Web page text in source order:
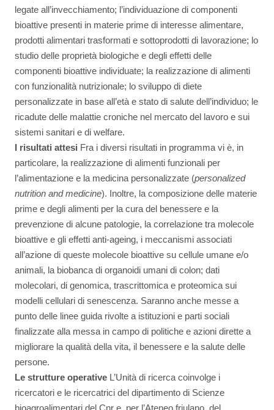
legate all’invecchiamento; l’individuazione di componenti
bioattive presenti in materie prime di interesse alimentare,
prodotti alimentari trasformati e sottoprodotti di lavorazione; lo
studio delle proprietà biologiche e degli effetti delle
componenti bioattive individuate; la realizzazione di alimenti
con funzionalità nutrizionale; lo sviluppo di diete
personalizzate in base all’età e stato di salute dell’individuo; le
ricadute delle malattie croniche nel mercato del lavoro e sui
sistemi sanitari e di welfare.
I risultati attesi Fra i diversi risultati in programma vi è, in
particolare, la realizzazione di alimenti funzionali per
l’alimentazione e la medicina personalizzate (personalized
nutrition and medicine). Inoltre, la composizione delle materie
prime e degli alimenti per la cura del benessere e la
prevenzione di alcune patologie, la correlazione tra molecole
bioattive e gli effetti anti-ageing, i meccanismi associati
all’azione di queste molecole bioattive su cellule umane e/o
animali, la biobanca di organoidi umani di colon; dati
molecolari, di genomica, trascrittomica e proteomica sui
modelli cellulari di senescenza. Saranno anche messe a
punto delle linee guida rivolte a istituzioni e parti sociali
finalizzate alla messa in campo di politiche e azioni dirette a
migliorare la qualità della vita, il benessere e la salute delle
persone.
Le strutture operative L’Unità di ricerca coinvolge i
ricercatori e le ricercatrici del dipartimento di Scienze
bioagroalimentari del Cnr e, per l’Ateneo friulano, del